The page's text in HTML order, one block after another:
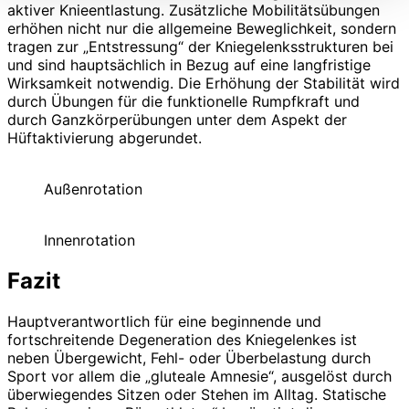
aktiver Knieentlastung. Zusätzliche Mobilitätsübungen
erhöhen nicht nur die allgemeine Beweglichkeit, sondern
tragen zur „Entstressung“ der Kniegelenksstrukturen bei
und sind hauptsächlich in Bezug auf eine langfristige
Wirksamkeit notwendig. Die Erhöhung der Stabilität wird
durch Übungen für die funktionelle Rumpfkraft und
durch Ganzkörperübungen unter dem Aspekt der
Hüftaktivierung abgerundet.
Außenrotation
Innenrotation
Fazit
Hauptverantwortlich für eine beginnende und
fortschreitende Degeneration des Kniegelenkes ist
neben Übergewicht, Fehl- oder Überbelastung durch
Sport vor allem die „gluteale Amnesie“, ausgelöst durch
überwiegendes Sitzen oder Stehen im Alltag. Statische